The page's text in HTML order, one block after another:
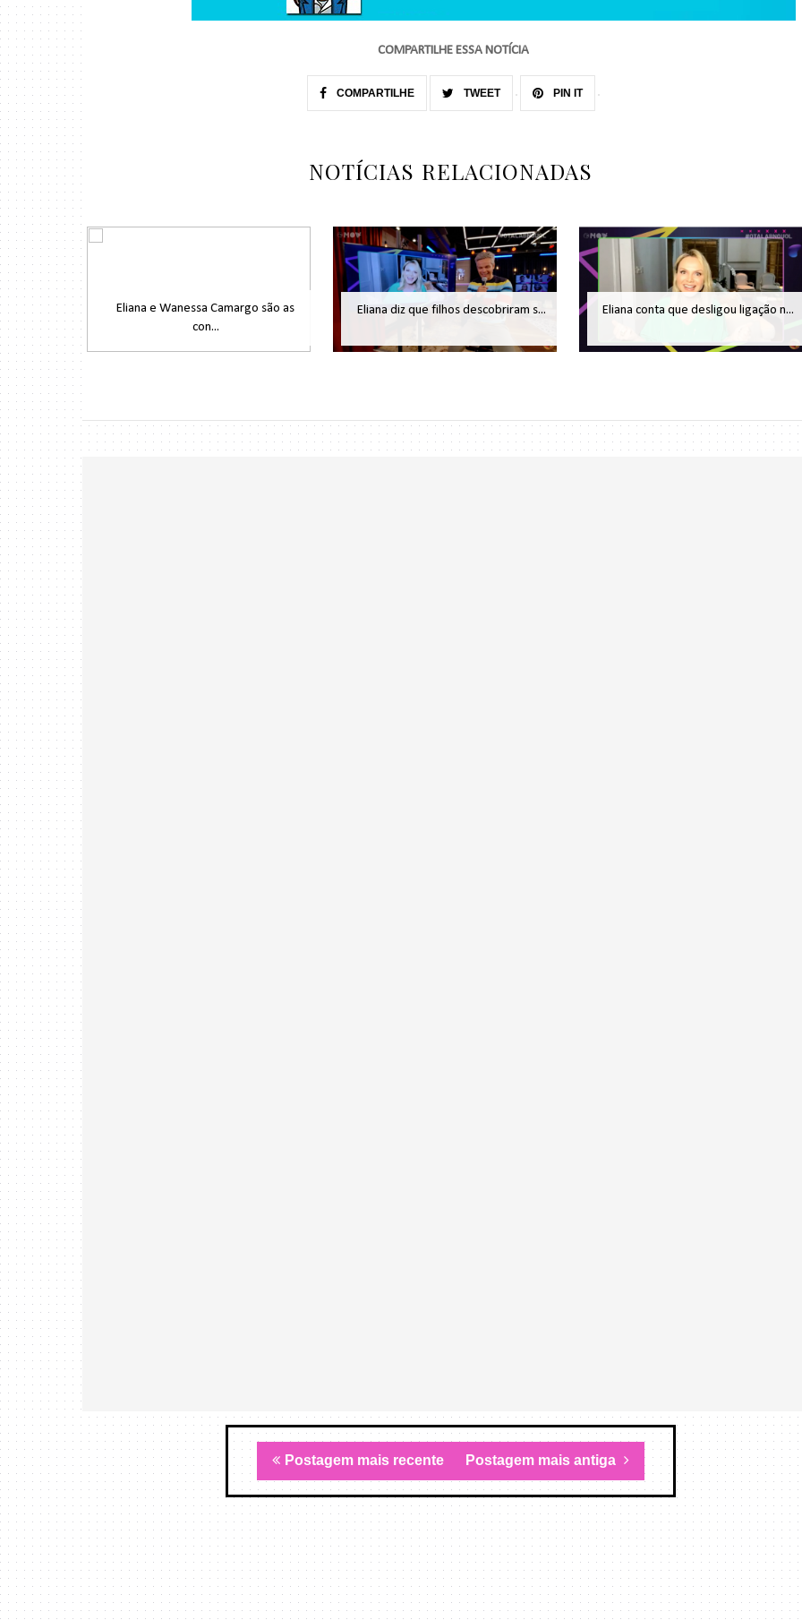
COMPARTILHE ESSA NOTÍCIA
COMPARTILHE TWEET PIN IT
NOTÍCIAS RELACIONADAS
Eliana e Wanessa Camargo são as
con...
Eliana diz que filhos descobriram s... Eliana conta que desligou ligação n...
Postagem mais recente Postagem mais antiga